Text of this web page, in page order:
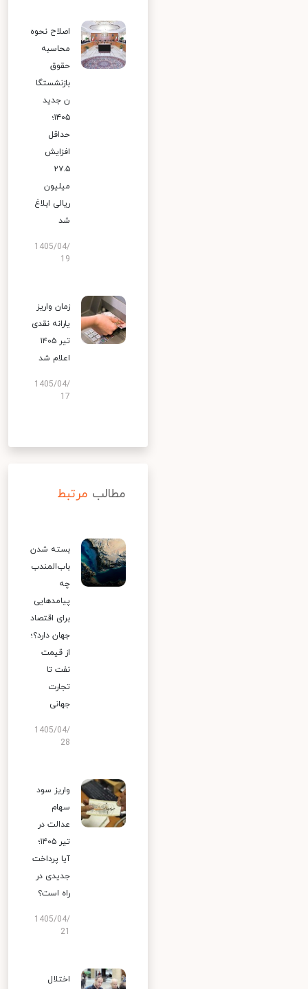
اصلاح نحوه
محاسبه
حقوق
بازنشستگا
ن جدید
۱۴۰۵؛
حداقل
افزایش
۲۷.۵
میلیون
ریالی ابلاغ
شد
1405/04/
19
زمان واریز
یارانه نقدی
تیر ۱۴۰۵
اعلام شد
1405/04/
17
مطالب مرتبط
بسته شدن
باب‌المندب
چه
پیامدهایی
برای اقتصاد
جهان دارد؟؛
از قیمت
نفت تا
تجارت
جهانی
1405/04/
28
واریز سود
سهام
عدالت در
تیر ۱۴۰۵؛
آیا پرداخت
جدیدی در
راه است؟
1405/04/
اختلال